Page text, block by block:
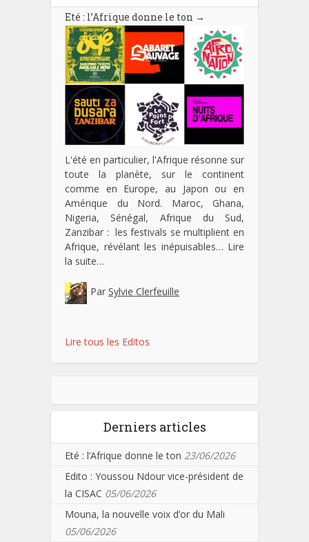
Eté : l’Afrique donne le ton →
L'été en particulier, l'Afrique résonne sur
toute la planète, sur le continent
comme en Europe, au Japon ou en
Amérique du Nord. Maroc, Ghana,
Nigeria, Sénégal, Afrique du Sud,
Zanzibar : les festivals se multiplient en
Afrique, révélant les inépuisables… Lire
la suite…
Par Sylvie Clerfeuille
Lire tous les Editos
Derniers articles
Eté : l’Afrique donne le ton 23/06/2026
Edito : Youssou Ndour vice-président de
la CISAC 05/06/2026
Mouna, la nouvelle voix d’or du Mali
05/06/2026